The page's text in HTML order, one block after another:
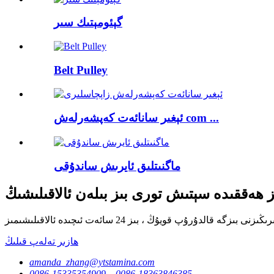
گېئومېتىك سىر
Belt Pulley
ئېغىر سانائەت كەپشەرلەش com ...
ماگنىتلىق ئايرىش ساندۇقى
ھەققىدە سېتىش تورى بىز بىلەن ئالاقىلىشىڭ
ھازىر تەلەپ قىلىڭ
amanda_zhang@ytstamina.com